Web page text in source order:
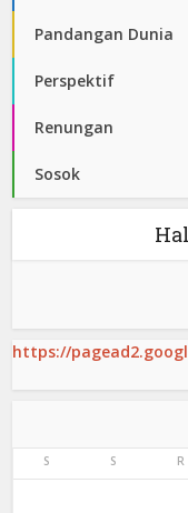
Pandangan Dunia
Perspektif
Renungan
Sosok
https://
S S R